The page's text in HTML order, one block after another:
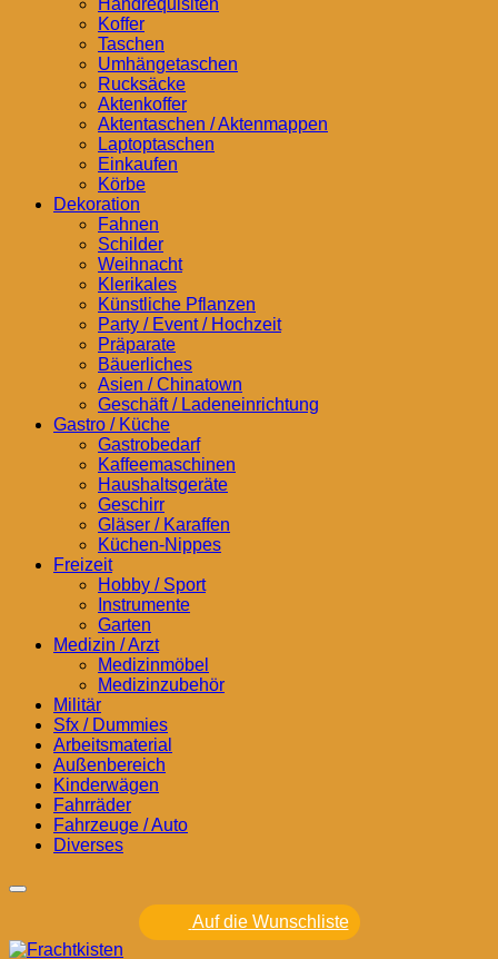
Handrequisiten
Koffer
Taschen
Umhängetaschen
Rucksäcke
Aktenkoffer
Aktentaschen / Aktenmappen
Laptoptaschen
Einkaufen
Körbe
Dekoration
Fahnen
Schilder
Weihnacht
Klerikales
Künstliche Pflanzen
Party / Event / Hochzeit
Präparate
Bäuerliches
Asien / Chinatown
Geschäft / Ladeneinrichtung
Gastro / Küche
Gastrobedarf
Kaffeemaschinen
Haushaltsgeräte
Geschirr
Gläser / Karaffen
Küchen-Nippes
Freizeit
Hobby / Sport
Instrumente
Garten
Medizin / Arzt
Medizinmöbel
Medizinzubehör
Militär
Sfx / Dummies
Arbeitsmaterial
Außenbereich
Kinderwägen
Fahrräder
Fahrzeuge / Auto
Diverses
Auf die Wunschliste